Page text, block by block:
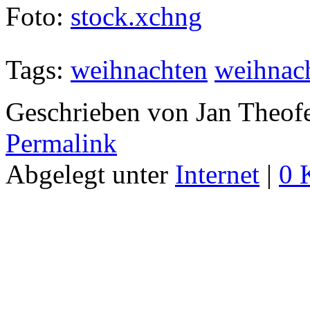
Foto: stock.xchng
Tags: weihnachten
Geschrieben von Jan
Permalink
Abgelegt unter Internet | 0